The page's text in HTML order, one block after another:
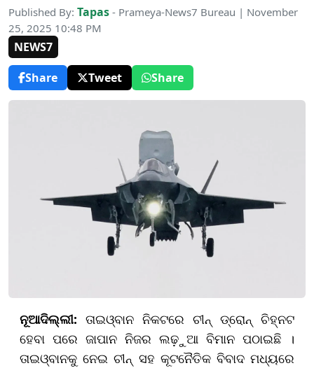
Published By: Tapas - Prameya-News7 Bureau | November
25, 2025 10:48 PM
NEWS7
Share
Tweet Share
ନୂଆଦିଲ୍ଲୀ: ତାଇଓ୍ବାନ ନିକଟରେ ଚୀନ୍‌ ଡ୍ରୋନ୍‌ ଚିହ୍ନଟ
ହେବା ପରେ ଜାପାନ ନିଜର ଲଢ଼ୁଆ ବିମାନ ପଠାଇଛି ।
ତାଇଓ୍ବାନକୁ ନେଇ ଚୀନ୍‌ ସହ କୂଟନୈତିକ ବିବାଦ ମଧ୍ୟରେ